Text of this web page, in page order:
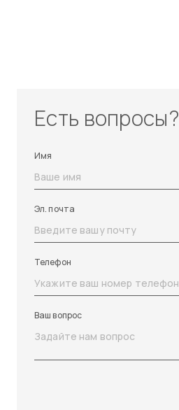
Есть вопросы?
Имя
Эл. почта
Телефон
Ваш вопрос